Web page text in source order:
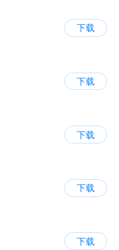
下载
下载
下载
下载
下载